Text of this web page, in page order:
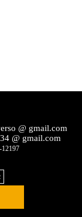
@ gmail.com
@ gmail.com